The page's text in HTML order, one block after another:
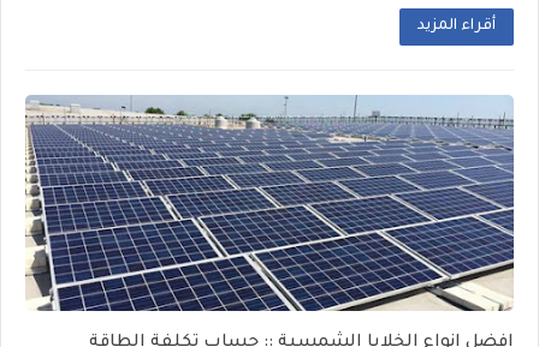
أقراء المزيد
افضل انواع الخلايا الشمسية :: حساب تكلفة الطاقة